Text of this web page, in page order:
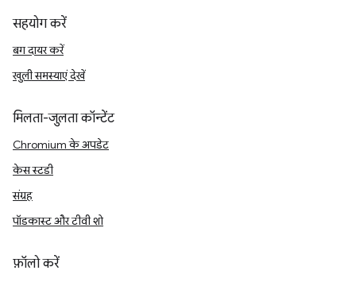
सहयोग करें
बग दायर करें
खुली समस्याएं देखें
मिलता-जुलता कॉन्टेंट
Chromium के अपडेट
केस स्टडी
संग्रह
पॉडकास्ट और टीवी शो
फ़ॉलो करें